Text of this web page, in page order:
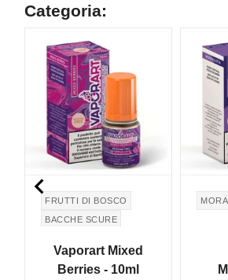
Categoria:
FRUTTI DI BOSCO
BACCHE SCURE
BACCHE ROSSE
Vaporart Mixed
Berries - 10ml
MORA
